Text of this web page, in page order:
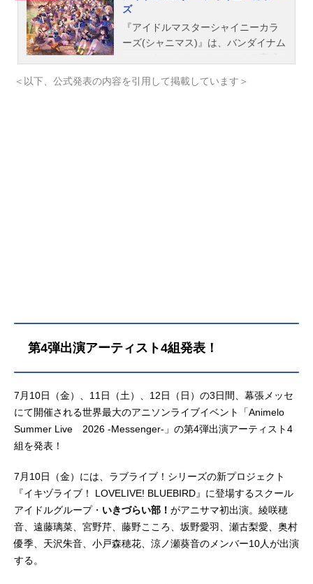
そ、自分たちがやる気になればなん
だってできるんだーー。敗けたって
次はある。これは可能性の物語。新
しい「みんなで叶える物語」。作品
RDシリーズラブライブ！キャスト高
のキャラクターを多く演じていま
す。こちらでは、高橋李依さんのオ
ススメ記事をご紹介！
ズ
『アイドルマスターシャイニーカラ
ーズ(シャニマス)』は、バンダイナム
コエンターテインメントによる育成
は、『アイドルマスターシャイニー
＜以下、公式発表の内容を引用して掲載しています＞
第4弾出演アーティスト4組発表！
7月10日（金）、11日（土）、12日（日）の3日間、幕張メッセ
にて開催される世界最大のアニソンライブイベント「Animelo
Summer Live 2026 -Messenger-」の第4弾出演アーティスト4
組を発表！
7月10日（金）には、ラブライブ！シリーズの新プロジェクト
『イキヅライブ！ LOVELIVE! BLUEBIRD』に登場するスクール
アイドルグループ・ いきづらい部！ がアニサマ初出演。綾咲穂
音、遠藤璃菜、宮野芹、藤野こころ、坂野愛羽、瀬古梨愛、奥村
優季、天沢朱音、小戸森穂花、涼ノ瀬葵音のメンバー10人が出演
する。